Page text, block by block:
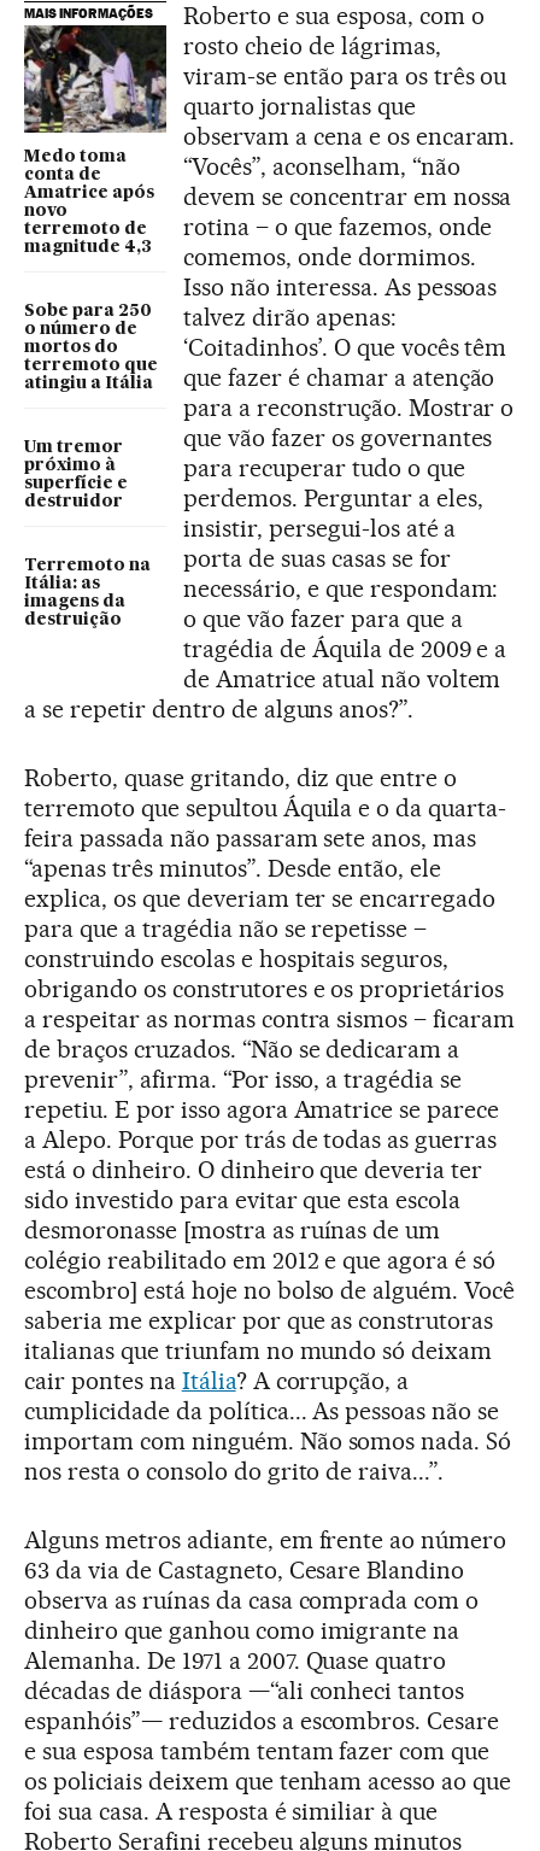
MAIS INFORMAÇÕES
Medo toma
conta de
Amatrice após
novo
terremoto de
magnitude 4,3
Sobe para 250
o número de
mortos do
terremoto que
atingiu a Itália
Um tremor
próximo à
superfície e
destruidor
Terremoto na
Itália: as
imagens da
destruição
Roberto e sua esposa, com o
rosto cheio de lágrimas,
viram-se então para os três ou
quarto jornalistas que
observam a cena e os encaram.
“Vocês”, aconselham, “não
devem se concentrar em nossa
rotina – o que fazemos, onde
comemos, onde dormimos.
Isso não interessa. As pessoas
talvez dirão apenas:
‘Coitadinhos’. O que vocês têm
que fazer é chamar a atenção
para a reconstrução. Mostrar o
que vão fazer os governantes
para recuperar tudo o que
perdemos. Perguntar a eles,
insistir, persegui-los até a
porta de suas casas se for
necessário, e que respondam:
o que vão fazer para que a
tragédia de Áquila de 2009 e a
de Amatrice atual não voltem
a se repetir dentro de alguns anos?”.
Roberto, quase gritando, diz que entre o
terremoto que sepultou Áquila e o da quarta-
feira passada não passaram sete anos, mas
“apenas três minutos”. Desde então, ele
explica, os que deveriam ter se encarregado
para que a tragédia não se repetisse –
construindo escolas e hospitais seguros,
obrigando os construtores e os proprietários
a respeitar as normas contra sismos – ficaram
de braços cruzados. “Não se dedicaram a
prevenir”, afirma. “Por isso, a tragédia se
repetiu. E por isso agora Amatrice se parece
a Alepo. Porque por trás de todas as guerras
está o dinheiro. O dinheiro que deveria ter
sido investido para evitar que esta escola
desmoronasse [mostra as ruínas de um
colégio reabilitado em 2012 e que agora é só
escombro] está hoje no bolso de alguém. Você
saberia me explicar por que as construtoras
italianas que triunfam no mundo só deixam
cair pontes na Itália? A corrupção, a
cumplicidade da política... As pessoas não se
importam com ninguém. Não somos nada. Só
nos resta o consolo do grito de raiva...”.
Alguns metros adiante, em frente ao número
63 da via de Castagneto, Cesare Blandino
observa as ruínas da casa comprada com o
dinheiro que ganhou como imigrante na
Alemanha. De 1971 a 2007. Quase quatro
décadas de diáspora —“ali conheci tantos
espanhóis”— reduzidos a escombros. Cesare
e sua esposa também tentam fazer com que
os policiais deixem que tenham acesso ao que
foi sua casa. A resposta é similiar à que
Roberto Serafini recebeu alguns minutos